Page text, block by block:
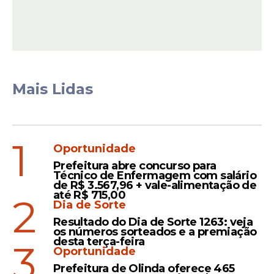
da torcida para manter a boa campanha
Leia Também
Histórico
Barcelona terá que fazer
algo inédito para eliminar o
Atlético de Madrid na
Champions League
Mais Lidas
1
Oportunidade
Prefeitura abre concurso para
Técnico de Enfermagem com salário
de R$ 3.567,96 + vale-alimentação de
até R$ 715,00
2
Dia de Sorte
Resultado do Dia de Sorte 1263: veja
os números sorteados e a premiação
desta terça-feira
Oportunidade
Prefeitura de Olinda oferece 465